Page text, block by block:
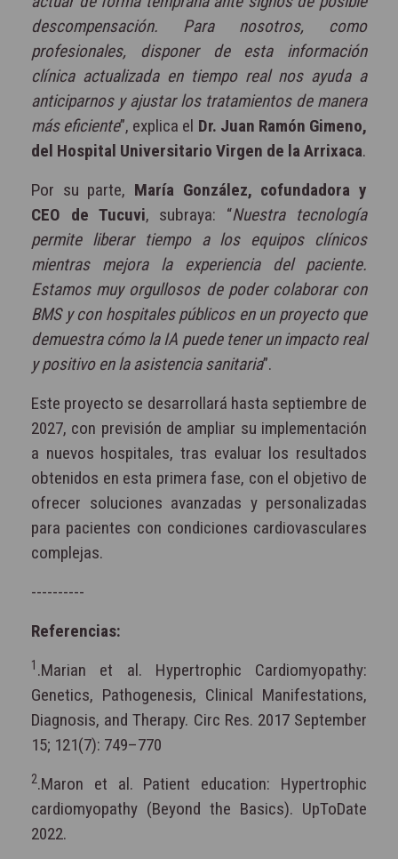
descompensación. Para nosotros, como
profesionales, disponer de esta información
clínica actualizada en tiempo real nos ayuda a
anticiparnos y ajustar los tratamientos de manera
más eficiente”, explica el Dr. Juan Ramón Gimeno,
del Hospital Universitario Virgen de la Arrixaca.
Por su parte, María González, cofundadora y
CEO de Tucuvi, subraya: “Nuestra tecnología
permite liberar tiempo a los equipos clínicos
mientras mejora la experiencia del paciente.
Estamos muy orgullosos de poder colaborar con
BMS y con hospitales públicos en un proyecto que
demuestra cómo la IA puede tener un impacto real
y positivo en la asistencia sanitaria”.
Este proyecto se desarrollará hasta septiembre de
2027, con previsión de ampliar su implementación
a nuevos hospitales, tras evaluar los resultados
obtenidos en esta primera fase, con el objetivo de
ofrecer soluciones avanzadas y personalizadas
para pacientes con condiciones cardiovasculares
complejas.
----------
Referencias:
1 .Marian et al. Hypertrophic Cardiomyopathy:
Genetics, Pathogenesis, Clinical Manifestations,
Diagnosis, and Therapy. Circ Res. 2017 September
15; 121(7): 749–770
2.Maron et al. Patient education: Hypertrophic
cardiomyopathy (Beyond the Basics). UpToDate
2022.